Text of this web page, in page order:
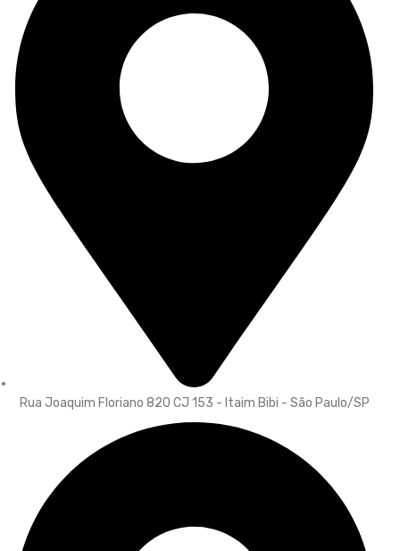
Rua Joaquim Floriano 820 CJ 153 - Itaim Bibi - São Paulo/SP